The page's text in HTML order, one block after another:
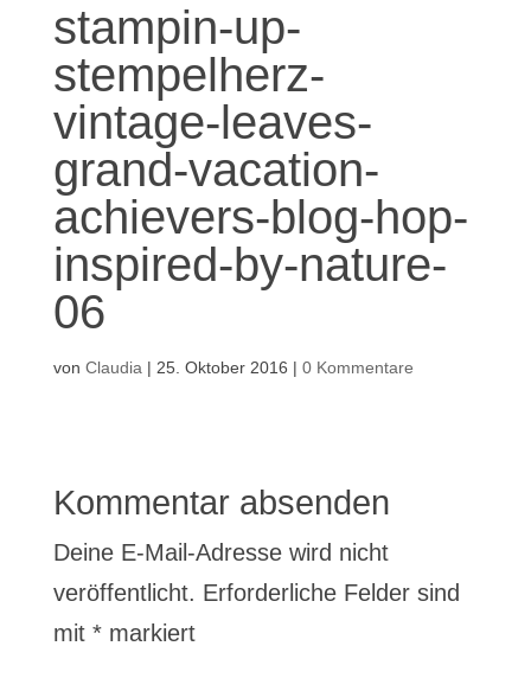
stampin-up-
stempelherz-
vintage-leaves-
grand-vacation-
achievers-blog-hop-
inspired-by-nature-
06
von Claudia | 25. Oktober 2016 | 0 Kommentare
Kommentar absenden
Deine E-Mail-Adresse wird nicht
veröffentlicht. Erforderliche Felder sind
mit *markiert